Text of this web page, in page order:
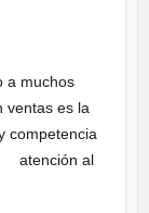
a muchos
ventas es la
competencia
atención al